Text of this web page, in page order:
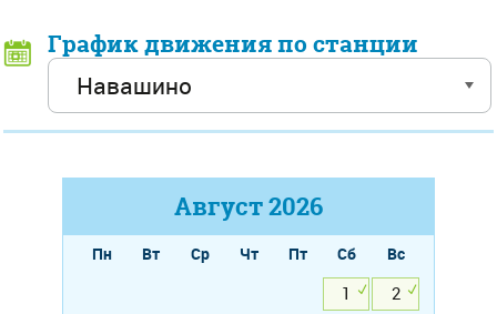
График движения по станции
Август2026
Пн Вт Ср Чт Пт Сб
Вс
1
2